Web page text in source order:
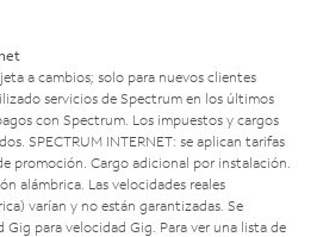
a cambios; solo para nuevos clientes
servicios de Spectrum en los últimos
con Spectrum. Los impuestos y cargos
SPECTRUM INTERNET: se aplican tarifas
promoción. Cargo adicional por instalación.
alámbrica. Las velocidades reales
varían y no están garantizadas. Se
Gig para velocidad Gig. Para ver una lista de